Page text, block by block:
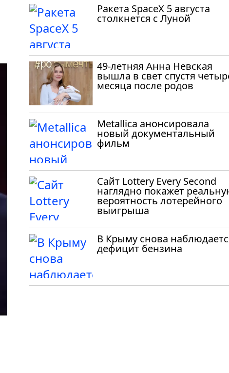
Ракета SpaceX 5 августа
столкнется с Луной
49-летняя Анна Невская
вышла в свет спустя
месяца после родов
Metallica анонсировала
новый документальный
фильм
Сайт Lottery Every Second
наглядно покажет
вероятность лотерейного
выигрыша
В Крыму снова
дефицит бензина